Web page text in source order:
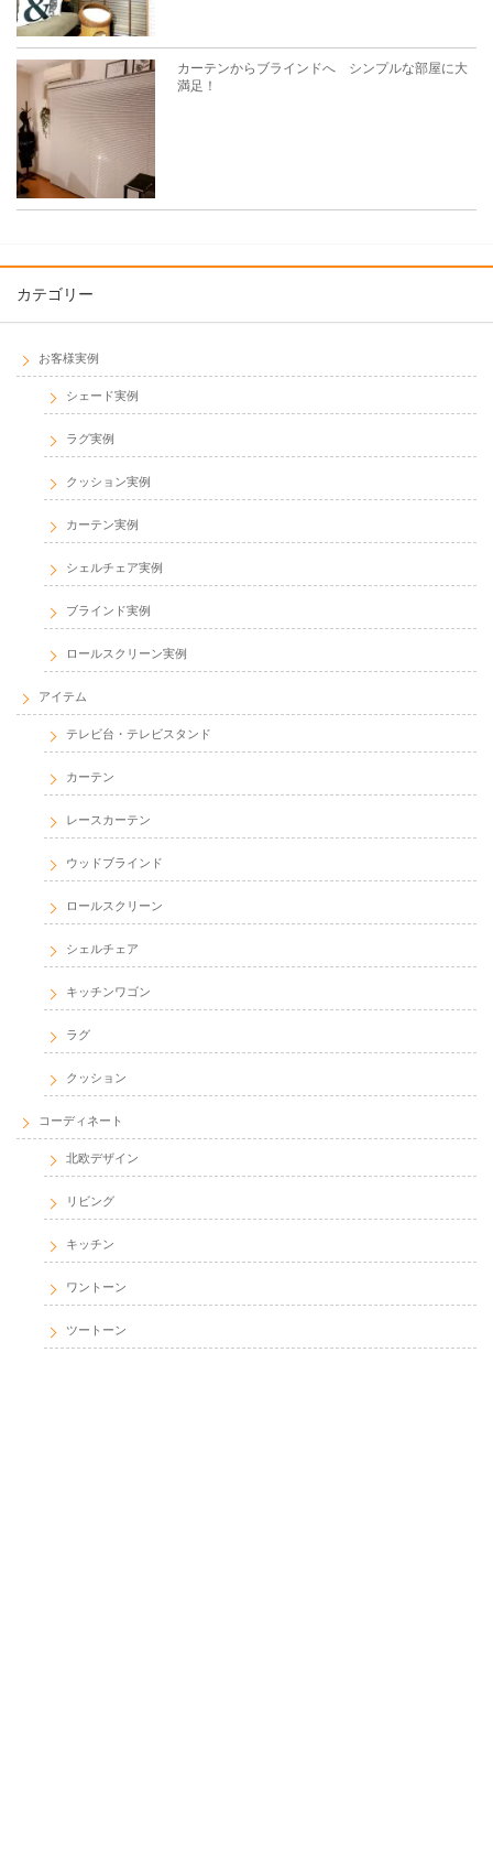
カーテンからブラインドへ シンプルな部屋に大
満足！
カテゴリー
お客様実例
シェード実例
ラグ実例
クッション実例
カーテン実例
シェルチェア実例
ブラインド実例
ロールスクリーン実例
アイテム
テレビ台・テレビスタンド
カーテン
レースカーテン
ウッドブラインド
ロールスクリーン
シェルチェア
キッチンワゴン
ラグ
クッション
コーディネート
北欧デザイン
リビング
キッチン
ワントーン
ツートーン